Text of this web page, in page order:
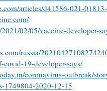
articles/d41586-021-
02/05/vaccine-developer-
russia/
19-developer-says/
coronavirus-outbreak/
1749804-2020-12-15